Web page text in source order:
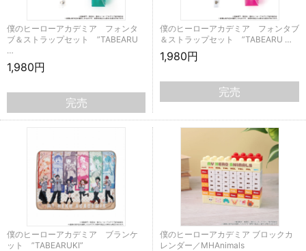
僕のヒーローアカデミア フォンタ
ブ＆ストラップセット ”TABEARU
…
1,980円
完売
僕のヒーローアカデミア フォンタブ
＆ストラップセット ”TABEARU …
1,980円
完売
僕のヒーローアカデミア ブランケ
ット ”TABEARUKI”
僕のヒーローアカデミア ブロックカ
レンダー／MHAnimals